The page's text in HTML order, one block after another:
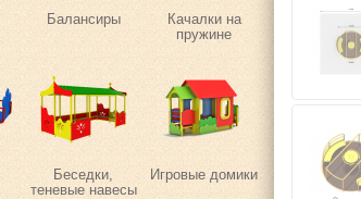
Балансиры
Качалки на
пружине
Беседки,
теневые навесы
Игровые домики